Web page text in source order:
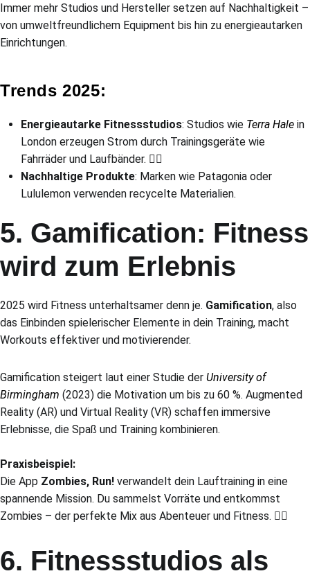
Immer mehr Studios und Hersteller setzen auf Nachhaltigkeit –
von umweltfreundlichem Equipment bis hin zu energieautarken
Einrichtungen.
Trends 2025:
Energieautarke Fitnessstudios: Studios wie Terra Hale in
London erzeugen Strom durch Trainingsgeräte wie
Fahrräder und Laufbänder. 🚴‍♀️
Nachhaltige Produkte: Marken wie Patagonia oder
Lululemon verwenden recycelte Materialien.
5. Gamification: Fitness
wird zum Erlebnis
2025 wird Fitness unterhaltsamer denn je. Gamification, also
das Einbinden spielerischer Elemente in dein Training, macht
Workouts effektiver und motivierender.
Gamification steigert laut einer Studie der University of
Birmingham (2023) die Motivation um bis zu 60 %. Augmented
Reality (AR) und Virtual Reality (VR) schaffen immersive
Erlebnisse, die Spaß und Training kombinieren.
Praxisbeispiel:
Die App Zombies, Run! verwandelt dein Lauftraining in eine
spannende Mission. Du sammelst Vorräte und entkommst
Zombies – der perfekte Mix aus Abenteuer und Fitness. 🧟‍♂️
6. Fitnessstudios als